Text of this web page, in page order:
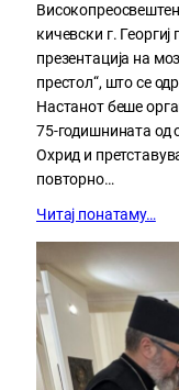
кичевски г.
презентација на
престол“, што се
Настанот беше
75-годишнината од
Охрид и
повторно…
Читај понатаму…